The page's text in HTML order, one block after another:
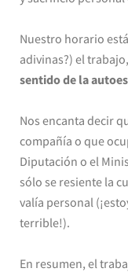
Nuestro horario
adivinas?) el
sentido de la
Nos encanta decir
compañía o que
Diputación o el
sólo se resiente la
valía personal
terrible!).
En resumen, el